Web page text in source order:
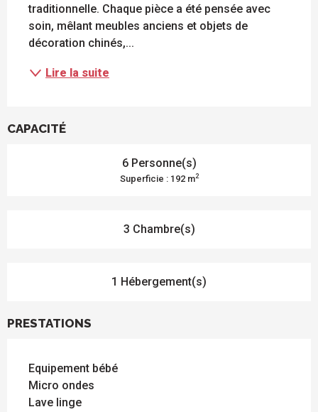
traditionnelle. Chaque pièce a été pensée avec
soin, mêlant meubles anciens et objets de
décoration chinés,...
Lire la suite
CAPACITÉ
6 Personne(s)
Superficie : 192 m2
3 Chambre(s)
1 Hébergement(s)
PRESTATIONS
Equipement bébé
Micro ondes
Lave linge